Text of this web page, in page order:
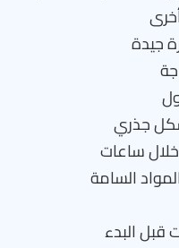
جيدة
جذري
ساعات
السامة
البدء